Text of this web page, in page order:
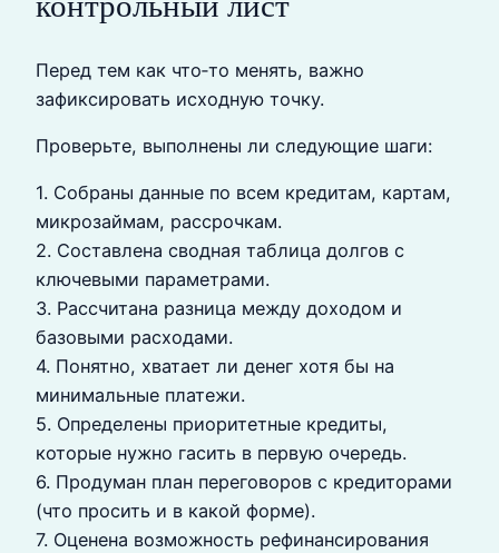
Перед тем как что‑то менять, важно
зафиксировать исходную точку.
Проверьте, выполнены ли следующие шаги:
1. Собраны данные по всем кредитам, картам,
микрозаймам, рассрочкам.
2. Составлена сводная таблица долгов с
ключевыми параметрами.
3. Рассчитана разница между доходом и
базовыми расходами.
4. Понятно, хватает ли денег хотя бы на
минимальные платежи.
5. Определены приоритетные кредиты,
которые нужно гасить в первую очередь.
6. Продуман план переговоров с кредиторами
(что просить и в какой форме).
7. Оценена возможность рефинансирования